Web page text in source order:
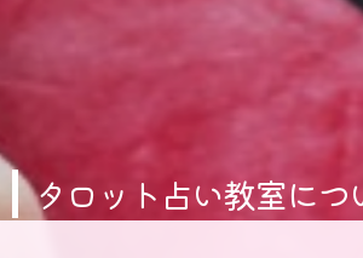
タロット占い教室につ